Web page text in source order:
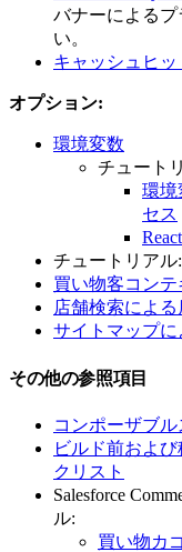
バナーによる
い。
キャッシュヒ
オプション:
環境変数
チュート
環境
セス
チュートリアル:
買い物客コン
店舗検索によ
サイトマップに
その他の参照項目
コンポーザブ
ビルド前およ
クリスト
Salesforce
ル:
買い物カ